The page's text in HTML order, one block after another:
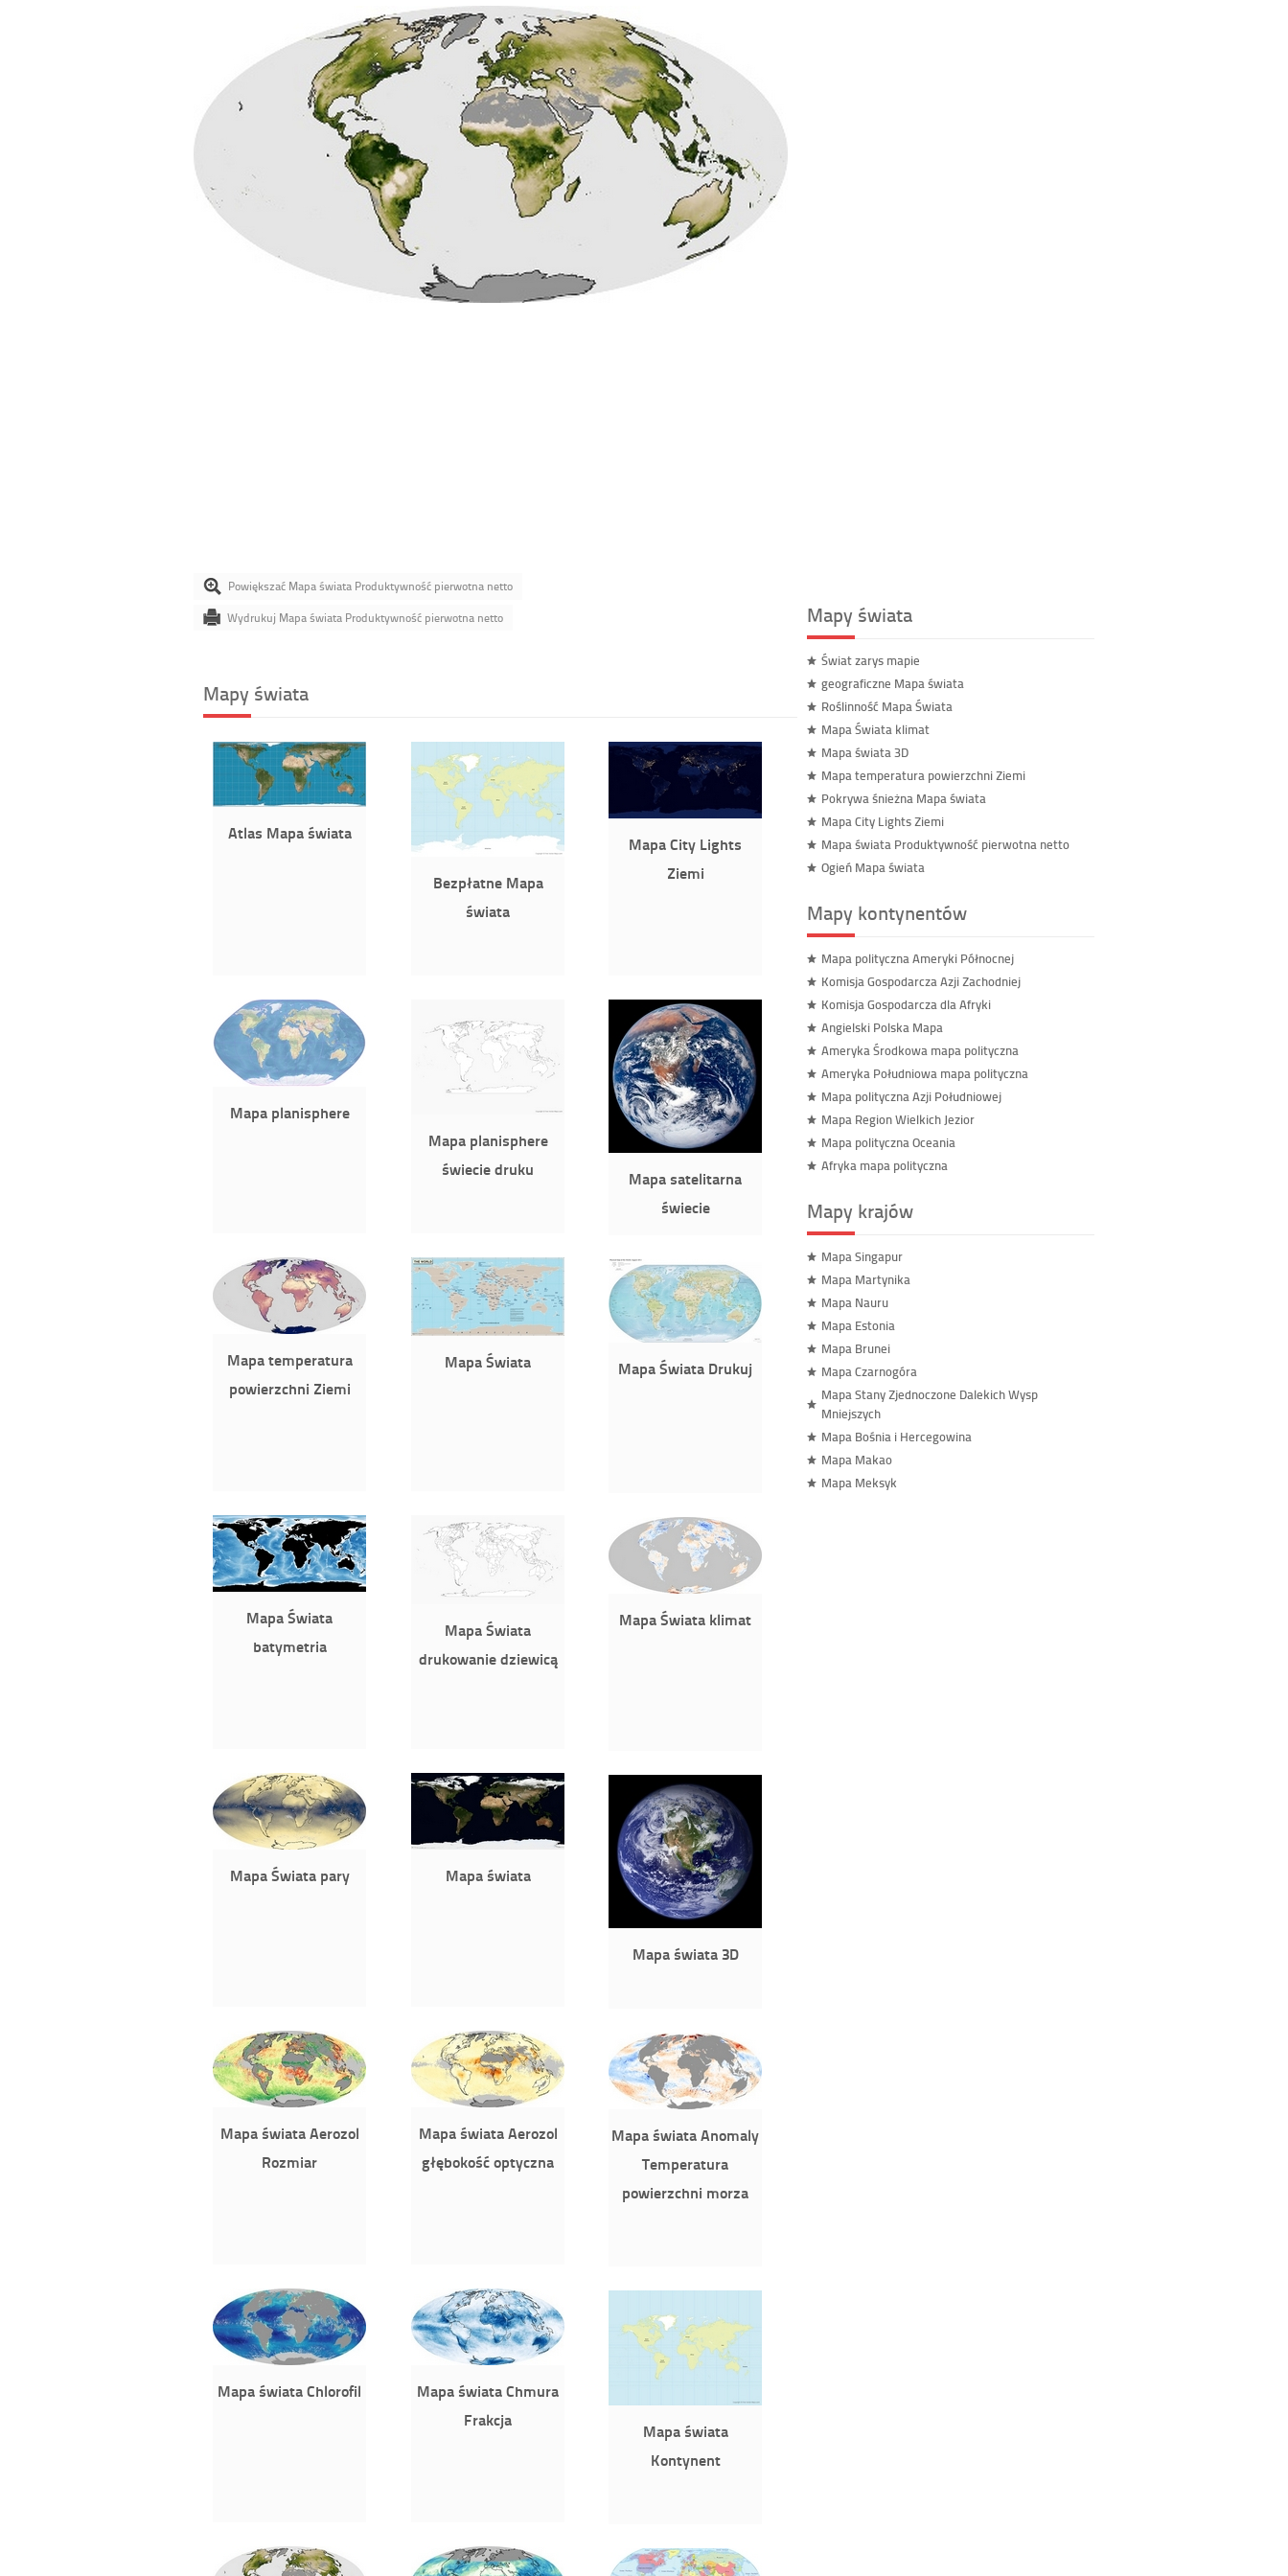
Powiększać Mapa świata Produktywność pierwotna netto
Wydrukuj Mapa świata Produktywność pierwotna netto
Mapy świata
Atlas Mapa świata
Bezpłatne Mapa
świata
Mapa City Lights
Ziemi
Mapa planisphere
Mapa planisphere
świecie druku
Mapa satelitarna
świecie
Mapa temperatura
powierzchni Ziemi
Mapa Świata Mapa Świata Drukuj
Mapa Świata
batymetria
Mapa Świata
drukowanie dziewicą
Mapa Świata klimat
Mapa Świata pary Mapa świata
Mapa świata 3D
Mapa świata Aerozol
Rozmiar
Mapa świata Aerozol
głębokość optyczna
Mapa świata Anomaly
Temperatura
powierzchni morza
Mapa świata Chlorofil
Mapa świata Chmura
Frakcja
Mapa świata
Kontynent
Mapy świata
Świat zarys mapie
geograficzne Mapa świata
Roślinność Mapa Świata
Mapa Świata klimat
Mapa świata 3D
Mapa temperatura powierzchni Ziemi
Pokrywa śnieżna Mapa świata
Mapa City Lights Ziemi
Mapa świata Produktywność pierwotna netto
Ogień Mapa świata
Mapy kontynentów
Mapa polityczna Ameryki Północnej
Komisja Gospodarcza Azji Zachodniej
Komisja Gospodarcza dla Afryki
Angielski Polska Mapa
Ameryka Środkowa mapa polityczna
Ameryka Południowa mapa polityczna
Mapa polityczna Azji Południowej
Mapa Region Wielkich Jezior
Mapa polityczna Oceania
Afryka mapa polityczna
Mapy krajów
Mapa Singapur
Mapa Martynika
Mapa Nauru
Mapa Estonia
Mapa Brunei
Mapa Czarnogóra
Mapa Stany Zjednoczone Dalekich Wysp
Mniejszych
Mapa Bośnia i Hercegowina
Mapa Makao
Mapa Meksyk